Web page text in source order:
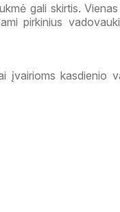
gali skirtis.
pirkinius
įvairioms kasdienio